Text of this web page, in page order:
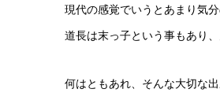
現代の感覚でいうとあまり気
道長は末っ子という事もあり
何はともあれ、そんな大切な